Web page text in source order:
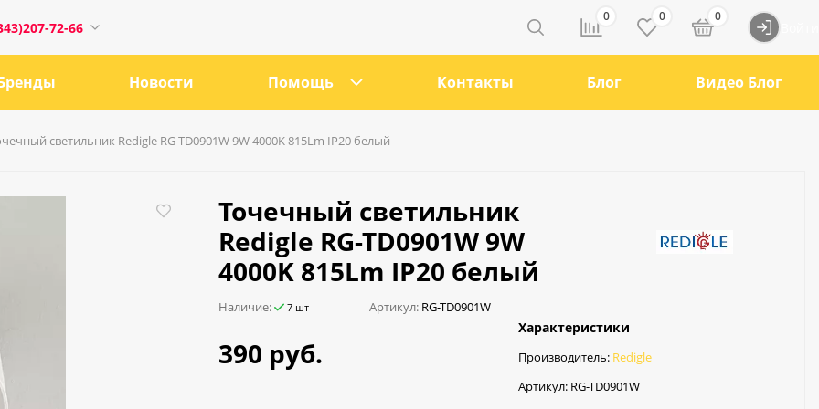
72-66
21
0 0 0
Новости Помощь Контакты Блог Видео Блог
светильник Redigle RG-TD0901W 9W 4000K 815Lm IP20 белый
Точечный светильник
Redigle RG-TD0901W 9W
4000K 815Lm IP20 белый
Наличие: 7 шт Артикул: RG-TD0901W
390 руб.
Характеристики
Производитель: Redigle
Артикул: RG-TD0901W